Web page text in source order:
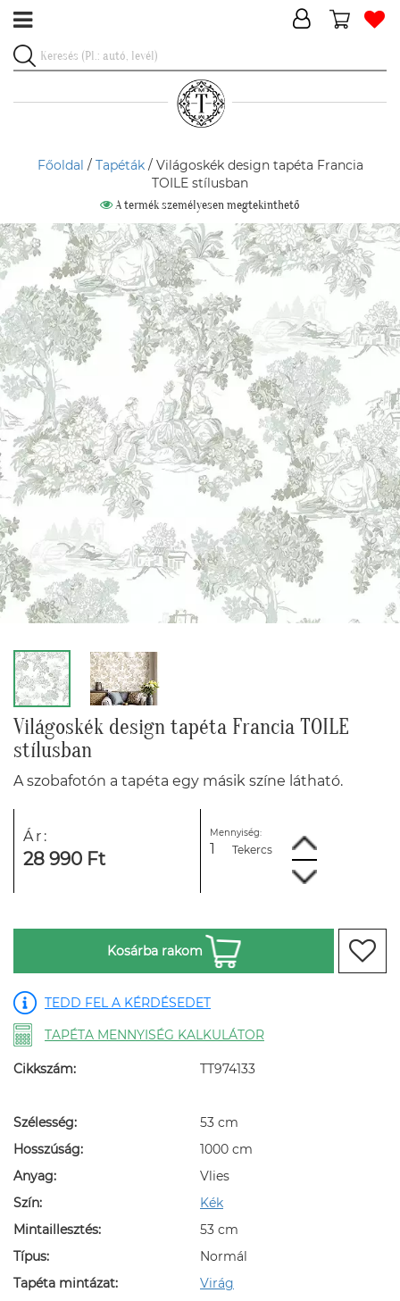
Főoldal / Tapéták/ Világoskék design tapéta Francia
TOILE stílusban
A termék személyesen megtekinthető
Világoskék design tapéta Francia TOILE
stílusban
A szobafotón a tapéta egy másik színe látható.
Ár:
28 990 Ft
Mennyiség:
Tekercs
Kosárba rakom
TEDD FEL A KÉRDÉSEDET
TAPÉTA MENNYISÉG KALKULÁTOR
Cikkszám: TT974133
Szélesség:
53 cm
Hosszúság:
1000 cm
Anyag:
Vlies
Szín:
Kék
Mintaillesztés:
53 cm
Típus:
Normál
Tapéta mintázat:
Virág